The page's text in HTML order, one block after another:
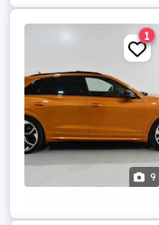
9
1